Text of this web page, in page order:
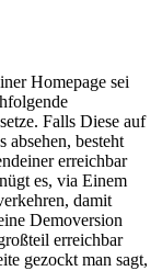
Homepage sei
Falls Diese auf
absehen, besteht
erreichbar
es, via Einem
damit
Demoversion
erreichbar
gezockt man sagt,